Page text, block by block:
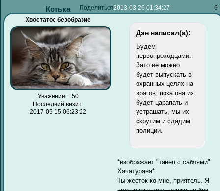
Поделиться 6
2013-03-26 01:34:27
Котька
Хвостатое безобразие
Уважение: +50
Последний визит:
2017-05-15 06:23:22
Дэн написал(а):
Будем
первопроходцами.
Зато её можно
будет выпускать в
охранных целях на
врагов: пока она их
будет царапать и
устрашать, мы их
скрутим и сдадим
полиции.
*изображает "танец с саблями"
Хачатуряна*
Ты жесток ко мне, приятель. Я